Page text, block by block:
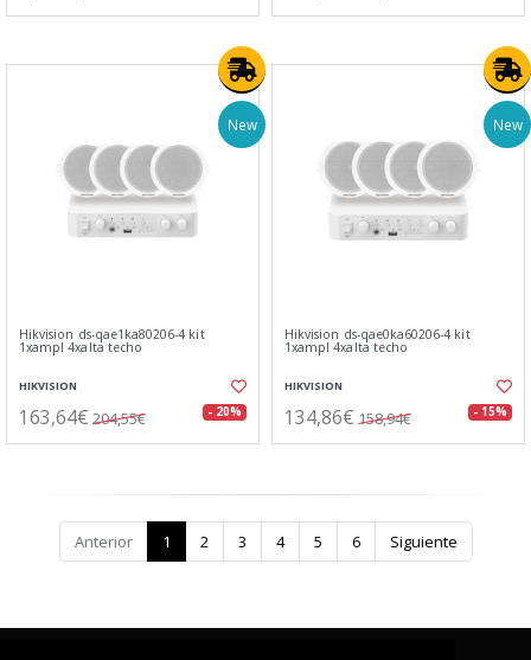
New
Hikvision ds-qae1ka80206-4 kit
1xampl 4xalta techo
HIKVISION
163,64€ 204,55€ - 20%
New
Hikvision ds-qae0ka60206-4 kit
1xampl 4xalta techo
HIKVISION
134,86€ 158,94€ - 15%
Anterior 1 2 3 4 5 6 Siguiente